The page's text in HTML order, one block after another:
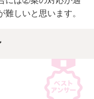
しいと思います。